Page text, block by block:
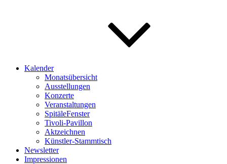
Kalender
Monatsübersicht
Ausstellungen
Konzerte
Veranstaltungen
SpitäleFenster
Tivoli-Pavillon
Aktzeichnen
Künstler-Stammtisch
Newsletter
Impressionen